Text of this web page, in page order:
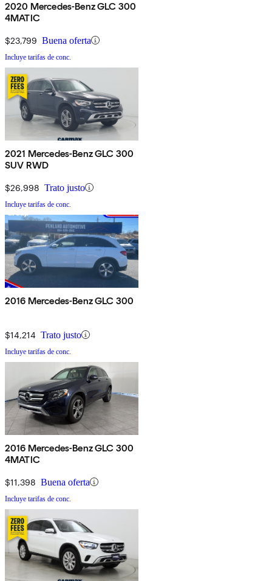
2020 Mercedes-Benz GLC 300
4MATIC
$23,799 Buena oferta
Incluye tarifas de conc.
2021 Mercedes-Benz GLC 300
SUV RWD
$26,998 Trato justo
Incluye tarifas de conc.
2016 Mercedes-Benz GLC 300
$14,214 Trato justo
Incluye tarifas de conc.
2016 Mercedes-Benz GLC 300
4MATIC
$11,398 Buena oferta
Incluye tarifas de conc.